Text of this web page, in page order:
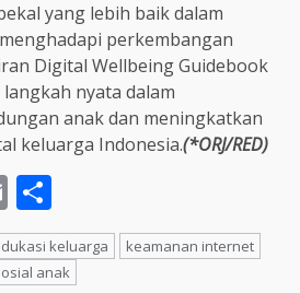
yang lebih baik dalam
perkembangan
Digital Wellbeing Guidebook
nyata dalam
anak dan meningkatkan
keluarga Indonesia.(*ORJ/RED)
Email
keluarga
keamanan internet
anak